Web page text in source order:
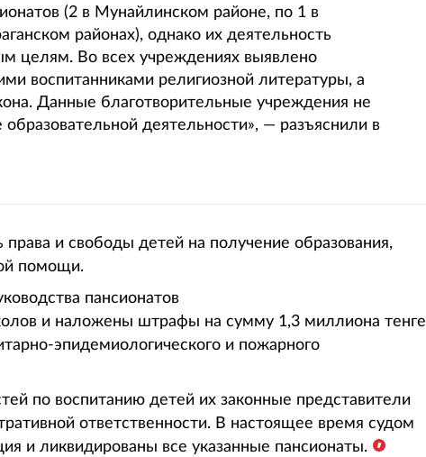
(2 в Мунайлинском районе, по 1 в
районах), однако их деятельность
целям. Во всех учреждениях выявлено
воспитанниками религиозной литературы, а
Данные благотворительные учреждения не
деятельности», — разъяснили в
и свободы детей на получение образования,
помощи.
пансионатов
и наложены штрафы на сумму 1,3 миллиона тенге
эпидемиологического и пожарного
по воспитанию детей их законные представители
ответственности. В настоящее время судом
и ликвидированы все указанные пансионаты.